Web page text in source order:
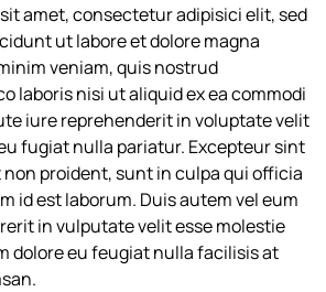
amet, consectetur adipisici elit, sed
ut labore et dolore magna
veniam, quis nostrud
laboris nisi ut aliquid ex ea commodi
iure reprehenderit in voluptate velit
fugiat nulla pariatur. Excepteur sint
proident, sunt in culpa qui officia
id est laborum. Duis autem vel eum
in vulputate velit esse molestie
dolore eu feugiat nulla facilisis at